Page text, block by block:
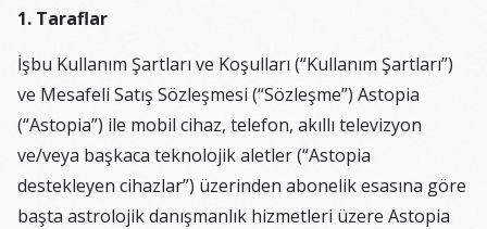
1. Taraflar
İşbu Kullanım Şartları ve Koşulları (“Kullanım Şartları”)
ve Mesafeli Satış Sözleşmesi (“Sözleşme”) Astopia
(“Astopia”) ile mobil cihaz, telefon, akıllı televizyon
ve/veya başkaca teknolojik aletler (“Astopia
destekleyen cihazlar”) üzerinden abonelik esasına göre
başta astrolojik danışmanlık hizmetleri üzere Astopia